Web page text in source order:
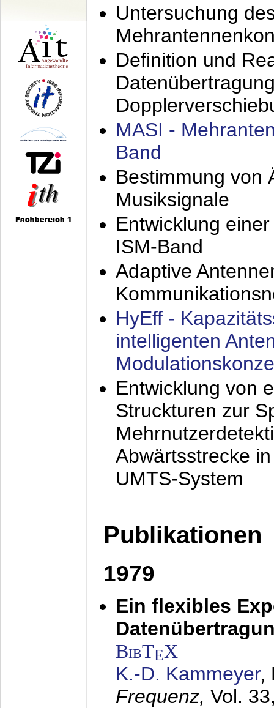
Untersuchung
Definition und
MASI -
Band
Bestimmung von
Musiksignale
Entwicklung
ISM-Band
Adaptive
HyEff -
intelligenten
Entwicklung von
Struckturen zur
Abwärtsstrecke
UMTS-System
Publikationen
1979
Ein flexibles
BibTEX
K.-D. Kammeyer,
Frequenz, Vol.